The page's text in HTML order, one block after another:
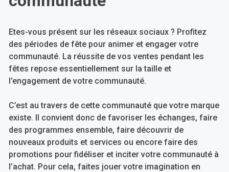
Etes-vous présent sur les réseaux sociaux ? Profitez
des périodes de fête pour animer et engager votre
communauté. La réussite de vos ventes pendant les
fêtes repose essentiellement sur la taille et
l’engagement de votre communauté.
C’est au travers de cette communauté que votre marque
existe. Il convient donc de favoriser les échanges, faire
des programmes ensemble, faire découvrir de
nouveaux produits et services ou encore faire des
promotions pour fidéliser et inciter votre communauté à
l’achat. Pour cela, faites jouer votre imagination en